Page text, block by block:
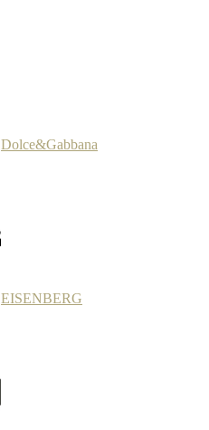
Dolce&Gabbana
EISENBERG